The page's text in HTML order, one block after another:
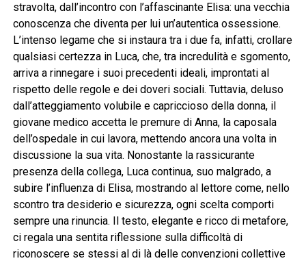
stravolta, dall’incontro con l’affascinante Elisa: una vecchia
conoscenza che diventa per lui un’autentica ossessione.
L’intenso legame che si instaura tra i due fa, infatti, crollare
qualsiasi certezza in Luca, che, tra incredulità e sgomento,
arriva a rinnegare i suoi precedenti ideali, improntati al
rispetto delle regole e dei doveri sociali. Tuttavia, deluso
dall’atteggiamento volubile e capriccioso della donna, il
giovane medico accetta le premure di Anna, la caposala
dell’ospedale in cui lavora, mettendo ancora una volta in
discussione la sua vita. Nonostante la rassicurante
presenza della collega, Luca continua, suo malgrado, a
subire l’influenza di Elisa, mostrando al lettore come, nello
scontro tra desiderio e sicurezza, ogni scelta comporti
sempre una rinuncia. Il testo, elegante e ricco di metafore,
ci regala una sentita riflessione sulla difficoltà di
riconoscere se stessi al di là delle convenzioni collettive